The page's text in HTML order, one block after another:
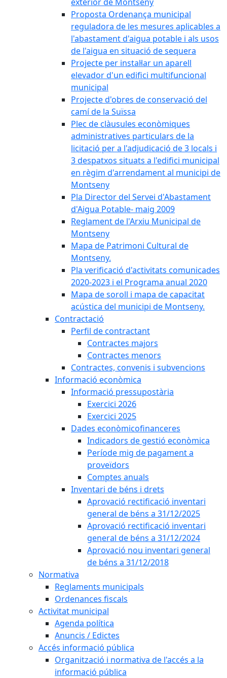
Proposta Ordenança municipal
reguladora de les mesures aplicables a
l'abastament d'aigua potable i als usos
de l'aigua en situació de sequera
Projecte per instal·lar un aparell
elevador d'un edifici multifuncional
municipal
Projecte d'obres de conservació del
camí de la Suïssa
Plec de clàusules econòmiques
administratives particulars de la
licitació per a l'adjudicació de 3 locals i
3 despatxos situats a l'edifici municipal
en règim d'arrendament al municipi de
Montseny
Pla Director del Servei d'Abastament
d'Aigua Potable- maig 2009
Reglament de l'Arxiu Municipal de
Montseny
Mapa de Patrimoni Cultural de
Montseny.
Pla verificació d'activitats comunicades
2020-2023 i el Programa anual 2020
Mapa de soroll i mapa de capacitat
acústica del municipi de Montseny.
Contractació
Perfil de contractant
Contractes majors
Contractes menors
Contractes, convenis i subvencions
Informació econòmica
Informació pressupostària
Exercici 2026
Exercici 2025
Dades econòmicofinanceres
Indicadors de gestió econòmica
Període mig de pagament a
proveïdors
Comptes anuals
Inventari de béns i drets
Aprovació rectificació inventari
general de béns a 31/12/2025
Aprovació rectificació inventari
general de béns a 31/12/2024
Aprovació nou inventari general
de béns a 31/12/2018
Normativa
Reglaments municipals
Ordenances fiscals
Activitat municipal
Agenda política
Anuncis / Edictes
Accés informació pública
Organització i normativa de l'accés a la
informació pública